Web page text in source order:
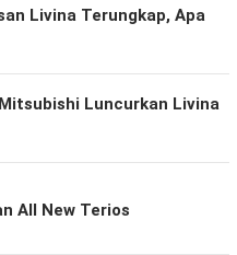
Livina Terungkap, Apa
Luncurkan Livina
All New Terios